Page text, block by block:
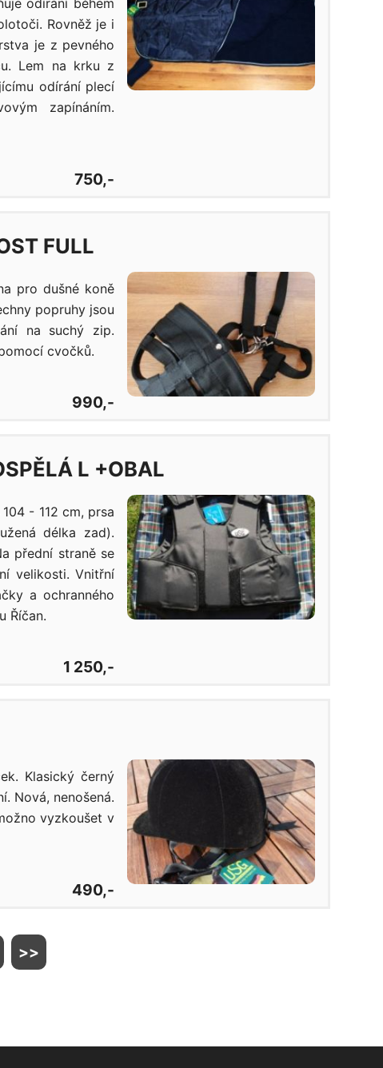
Rovněž je i
je z pevného
Lem na krku z
odírání plecí
zapínáním.
750,-
FULL
pro dušné koně
popruhy jsou
na suchý zip.
cvočků.
990,-
L +OBAL
- 112 cm, prsa
délka zad).
přední straně se
velikosti. Vnitřní
a ochranného
Říčan.
1 250,-
Klasický černý
Nová, nenošená.
vyzkoušet v
490,-
>>